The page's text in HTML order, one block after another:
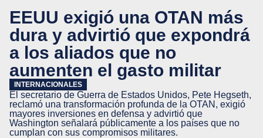
EEUU exigió una OTAN más
dura y advirtió que expondrá
a los aliados que no
aumenten el gasto militar
INTERNACIONALES
El secretario de Guerra de Estados Unidos, Pete Hegseth,
reclamó una transformación profunda de la OTAN, exigió
mayores inversiones en defensa y advirtió que
Washington señalará públicamente a los países que no
cumplan con sus compromisos militares.